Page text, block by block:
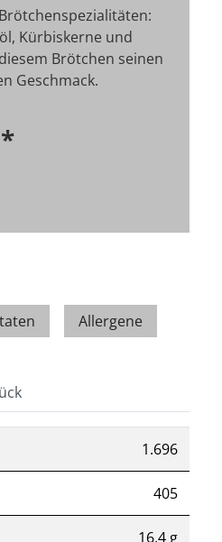
Kürbiskerne und
Brötchen seinen
Geschmack.
*
Allergene
1.696
405
16,4 g